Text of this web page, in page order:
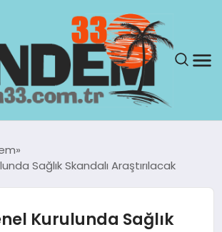
Sağlık Skandalı Araştırılacak
Kurulunda Sağlık